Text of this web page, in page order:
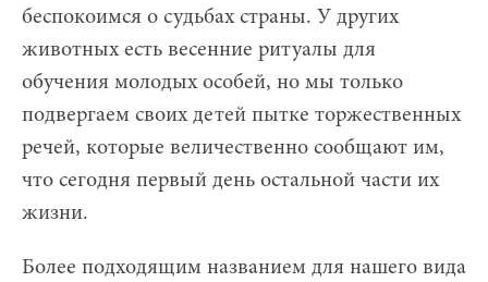
беспокоимся о судьбах страны. У других
животных есть весенние ритуалы для
обучения молодых особей, но мы только
подвергаем своих детей пытке торжественных
речей, которые величественно сообщают им,
что сегодня первый день остальной части их
жизни.
Более подходящим названием для нашего вида